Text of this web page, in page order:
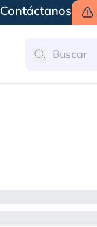
Contáctanos